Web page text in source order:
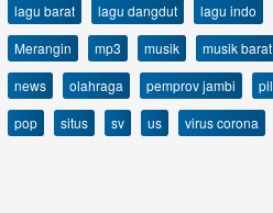
lagu barat
lagu dangdut lagu indo
Merangin
mp3 musik musik barat
news
olahraga pemprov jambi
pop
situs sv us virus corona